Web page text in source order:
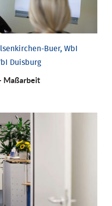
Buer, WbI
Duisburg
Maßarbeit